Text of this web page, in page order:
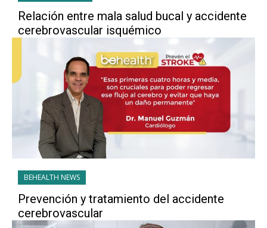
Relación entre mala salud bucal y accidente
cerebrovascular isquémico
BEHEALTH NEWS
Prevención y tratamiento del accidente
cerebrovascular